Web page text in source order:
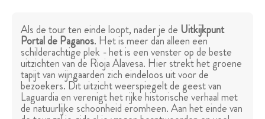
Als de tour ten einde loopt, nader je de Uitkijkpunt
Portal de Paganos. Het is meer dan alleen een
schilderachtige plek - het is een venster op de beste
uitzichten van de Rioja Alavesa. Hier strekt het groene
tapijt van wijngaarden zich eindeloos uit voor de
bezoekers. Dit uitzicht weerspiegelt de geest van
Laguardia en verenigt het rijke historische verhaal met
de natuurlijke schoonheid eromheen. Aan het einde van